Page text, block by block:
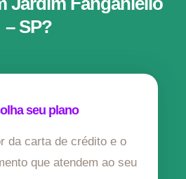
– SP?
seu plano
da carta de crédito e o
que atendem ao seu